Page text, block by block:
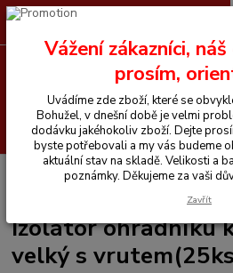
+420 605 255 500
Ohradníky Izolátory
Izolátor
Izolátor ohradníku
velký s
Vážení zákazníci,
prosím,
Uvádíme zde zboží, které se
Bohužel, v dnešní době je velmi
dodávku jakéhokoliv zboží. Dejte
byste potřebovali a my vás budeme
aktuální stav na skladě. Velikosti a
poznámky. Děkujeme za vaši
Zavřít